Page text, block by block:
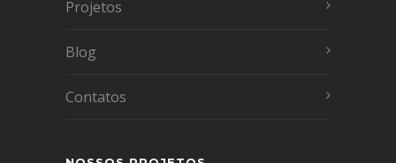
Projetos
Blog
Contatos